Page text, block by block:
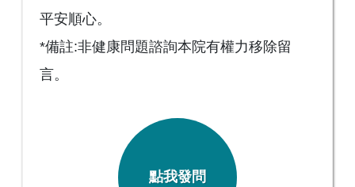
平安順心。
*備註:非健康問題諮詢本院有權力移除留
言。
點我發問